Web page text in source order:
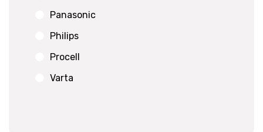
Panasonic
Philips
Procell
Varta